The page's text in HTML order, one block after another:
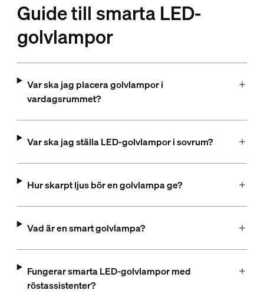
Guide till smarta LED-
golvlampor
Var ska jag placera golvlampor i
vardagsrummet?
Var ska jag ställa LED-golvlampor i sovrum?
Hur skarpt ljus bör en golvlampa ge?
Vad är en smart golvlampa?
Fungerar smarta LED-golvlampor med
röstassistenter?